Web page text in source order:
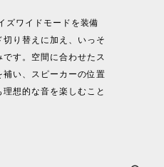
ズワイドモードを装備
り替えに加え、いっそ
す。空間に合わせたス
い、スピーカーの位置
想的な音を楽しむこと